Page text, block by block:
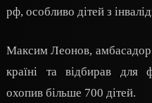
рф, особливо дітей з
Максим Леонов, амбасадор
країні та відбирав для
охопив більше 700 дітей.